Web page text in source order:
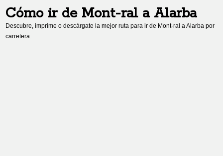
Cómo ir de Mont-rala Alarba
Descubre, imprime o descárgate la mejor ruta para ir de Mont-ral aAlarba por
carretera.